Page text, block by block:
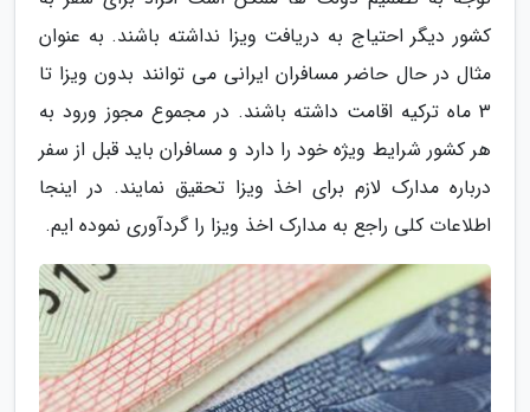
کشور دیگر احتیاج به دریافت ویزا نداشته باشند. به عنوان
مثال در حال حاضر مسافران ایرانی می توانند بدون ویزا تا
3 ماه ترکیه اقامت داشته باشند. در مجموع مجوز ورود به
هر کشور شرایط ویژه خود را دارد و مسافران باید قبل از سفر
درباره مدارک لازم برای اخذ ویزا تحقیق نمایند. در اینجا
اطلاعات کلی راجع به مدارک اخذ ویزا را گردآوری نموده ایم.